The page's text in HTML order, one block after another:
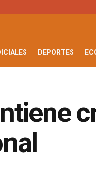
DEPORTES